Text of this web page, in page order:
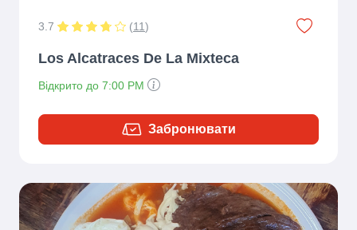
3.7 (11)
Los Alcatraces De La Mixteca
Відкрито до 7:00 PM
Забронювати